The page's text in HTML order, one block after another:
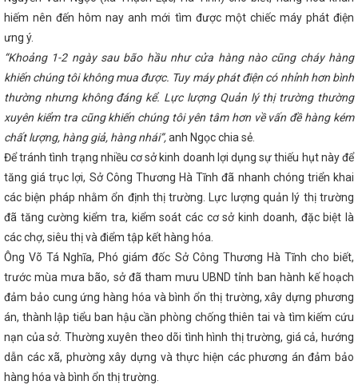
Tổ chức giải bóng chuyền hơi chào mừng chào mừng Đại
Hội nghị triển khai Chiến lược phát triển năng lượng hydrogen
tầm nhìn đến năm 2050
Biden
ĐỊA BÀN TỈNH HÀ TĨNH
Công điện về việc đảm bảo vận hành
điện trong thời gian tới
Lý do dừng trình đề án sắp xếp
Hôm nay (22/5), khai mạc Kỳ họp thứ 5, Quốc hội khóa XV
THƯƠNG LÀM VIỆC VỚI SỞ CÔNG THƯƠNG TỈNH HÀ TĨNH
về bảo vệ người tiêu dùng giữa Ủy ban Cạnh tranh Quốc gia và
quốc Anh và Bắc Ai-len
Diễn tập ứng phó sự cố hóa chất
điện Vũng Áng II - Công ty TNHH Nhiệt điện Vũng Áng II
Công Thương Hà Tĩnh tích cực hưởng ứng “Tuần lễ Áo dài”
nghiệp hỗ trợ ngành cơ khí Việt Nam gắn với sản xuất, lắp ráp
thống đường sắt Việt Nam
Bộ trưởng Nguyễn Hồng Diên
Đại biểu Quốc hội quan tâm về phát triển năng lượng tái tạo
thành kế hoạch kiểm tra Công đoàn cơ sở năm 2024
Đoàn
với CĐN Công Thương về công tác chuẩn bị đại hội nhiệm kỳ
Công Thương tổ chức Chào cờ - triển khai công tác tháng 3 năm
Vũng Áng 2 tiếp nhận những tấn than đầu tiên
Giải pháp
mại trong điều kiện thực hiện chính quyền địa phương 02 cấp
Hội nghị tập huấn tuyên truyền Cuộc vận động “Người Việt Nam
tại huyện Nghi Xuân năm 2023
Hà Tĩnh có 2 dự án quan
ngành năng lượng
Hà Tĩnh với “Chiến dịch Quang Trung”
tỉnh đánh giá tình hình KT - XH năm 2025
Đề xuất xây dựng
trên kênh thủy lợi của Việt Nam tại Hà Tĩnh
Ban Thường vụ
bộ tỉnh Hà Tĩnh họp cho ý kiến các nội dung
Trong mọi tình
cung xăng dầu phục vụ nhu cầu thị trường trong nước
hiếm nên đến hôm nay anh mới tìm được một chiếc máy phát điện
ưng ý.
“Khoảng 1-2 ngày sau bão hầu như cửa hàng nào cũng cháy hàng
khiến chúng tôi không mua được. Tuy máy phát điện có nhỉnh hơn bình
thường nhưng không đáng kể. Lực lượng Quản lý thị trường thường
xuyên kiểm tra cũng khiến chúng tôi yên tâm hơn về vấn đề hàng kém
chất lượng, hàng giả, hàng nhái”,anh Ngọc chia sẻ.
Để tránh tình trạng nhiều cơ sở kinh doanh lợi dụng sự thiếu hụt này để
tăng giá trục lợi, Sở Công Thương Hà Tĩnh đã nhanh chóng triển khai
các biện pháp nhằm ổn định thị trường. Lực lượng quản lý thị trường
đã tăng cường kiểm tra, kiểm soát các cơ sở kinh doanh, đặc biệt là
các chợ, siêu thị và điểm tập kết hàng hóa.
Ông Võ Tá Nghĩa, Phó giám đốc Sở Công Thương Hà Tĩnh cho biết,
trước mùa mưa bão, sở đã tham mưu UBND tỉnh ban hành kế hoạch
đảm bảo cung ứng hàng hóa và bình ổn thị trường, xây dựng phương
án, thành lập tiểu ban hậu cần phòng chống thiên tai và tìm kiếm cứu
nạn của sở. Thường xuyên theo dõi tình hình thị trường, giá cả, hướng
dẫn các xã, phường xây dựng và thực hiện các phương án đảm bảo
hàng hóa và bình ổn thị trường.